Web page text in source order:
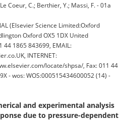
Coeur, C.; Berthier, Y.; Massi, F. - 01a
(Elsevier Science Limited:Oxford
Oxford OX5 1DX United
44 1865 843699, EMAIL:
INTERNET:
locate/shpsa/, Fax: 011 44
- wos: WOS:000515434600052 (14) -
and experimental analysis
due to pressure-dependent